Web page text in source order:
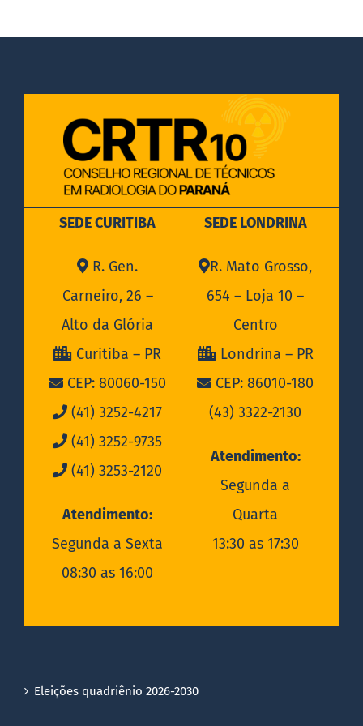
GALERIA DE FOTOS
FALE CONOSCO
SEDE CURITIBA
R. Gen.
Carneiro, 26 –
Alto da Glória
Curitiba – PR
CEP: 80060-150
(41) 3252-4217
(41) 3252-9735
(41) 3253-2120
Atendimento:
Segunda a Sexta
08:30 as 16:00
SEDE LONDRINA
R. Mato Grosso,
654 – Loja 10 –
Centro
Londrina – PR
CEP: 86010-180
(43) 3322-2130
Atendimento:
Segunda a
Quarta
13:30 as 17:30
Eleições quadriênio 2026-2030